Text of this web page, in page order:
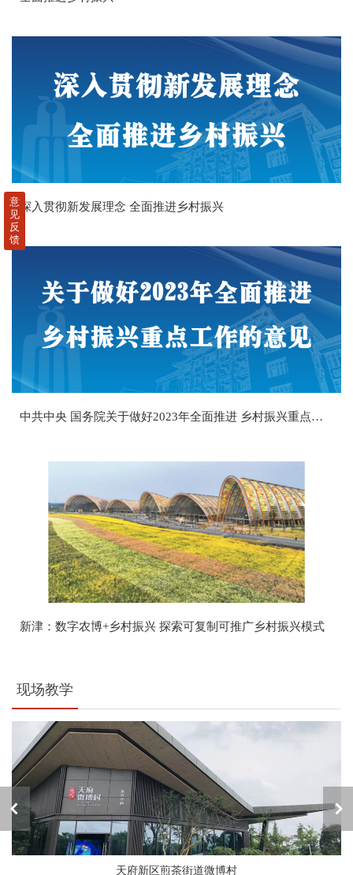
深入贯彻新发展理念 全面推进乡村振兴
中共中央 国务院关于做好2023年全面推进 乡村振兴重点工作的意见
新津：数字农博+乡村振兴 探索可复制可推广乡村振兴模式
现场教学
天府新区煎茶街道微博村
意
见
反
馈